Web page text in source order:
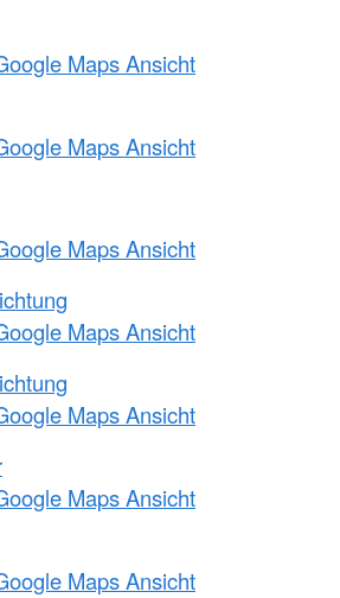
Maps Ansicht
Maps Ansicht
Maps Ansicht
Maps Ansicht
Maps Ansicht
Maps Ansicht
Maps Ansicht